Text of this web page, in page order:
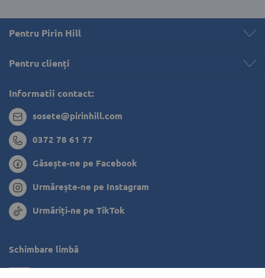
Pentru Pirin Hill
Pentru clienți
Informatii contact:
sosete@pirinhill.com
0372 78 61 77
Găsește-ne pe Facebook
Urmărește-ne pe Instagram
Urmăriți-ne pe TikTok
Schimbare limbă